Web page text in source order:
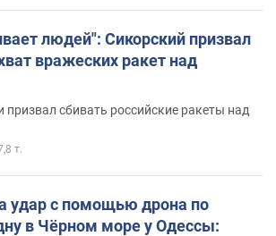
людей": Сикорский призвал
вражеских ракет над
сбивать российские ракеты над
т.
удар с помощью дрона по
в Чёрном море у Одессы: